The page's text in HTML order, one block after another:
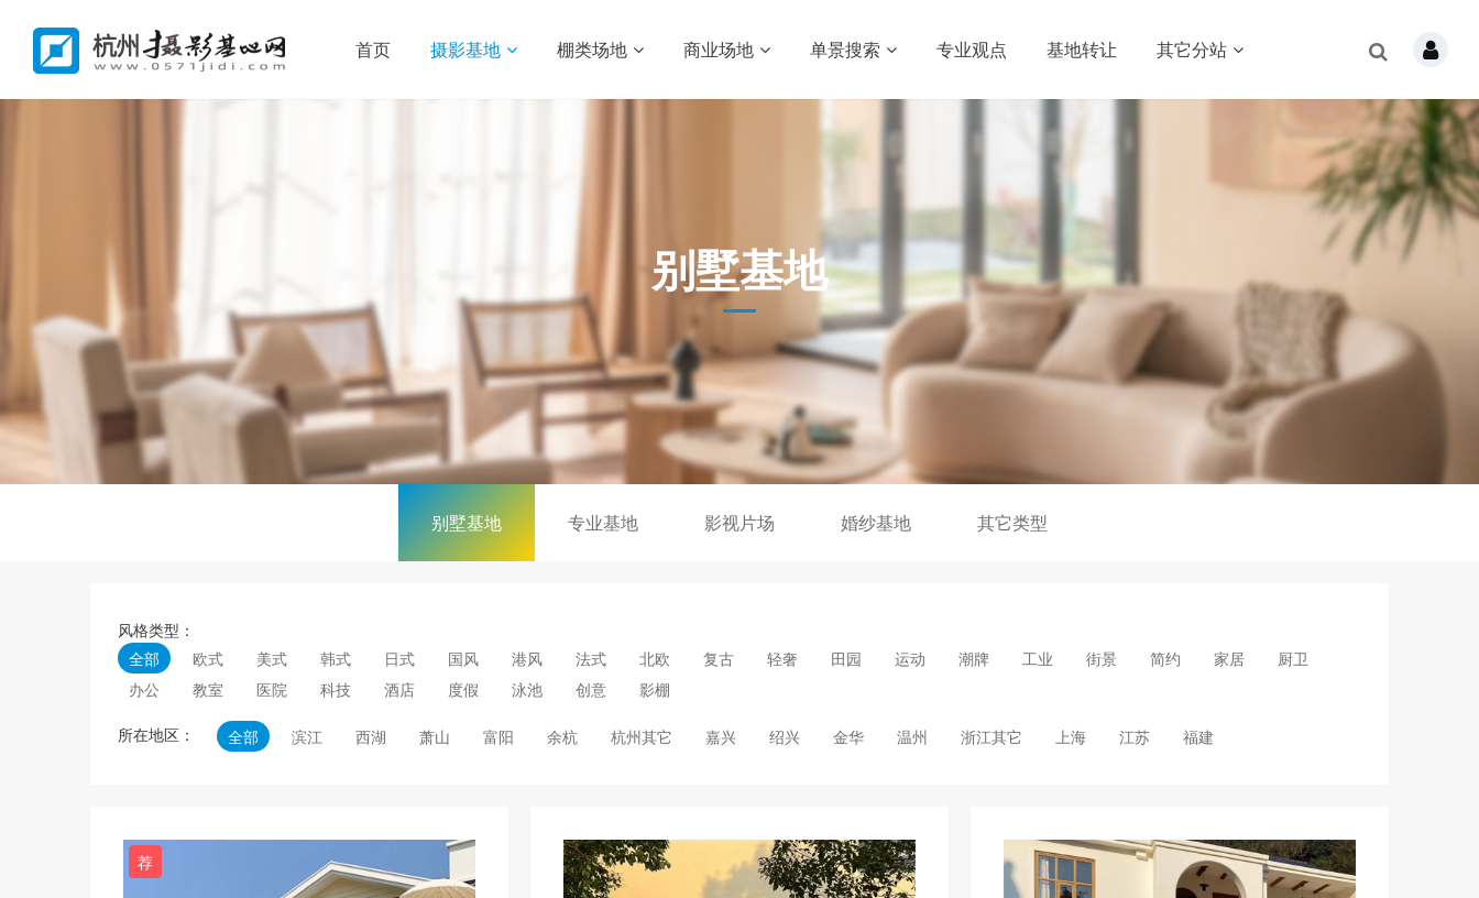
首页 摄影基地 棚类场地 商业场地 单景搜索 专业观点 基地转让 其它分站
别墅基地
别墅基地 专业基地 影视片场 婚纱基地 其它类型
风格类型：
全部
欧式 美式 韩式 日式 国风 港风 法式 北欧 复古 轻奢 田园 运动 潮牌 工业 街景 简约 家居
厨卫
办公
教室 医院 科技 酒店 度假 泳池 创意 影棚
所在地区： 全部 滨江 西湖 萧山 富阳 余杭 杭州其它 嘉兴 绍兴 金华 温州 浙江其它 上海 江苏 福建
荐